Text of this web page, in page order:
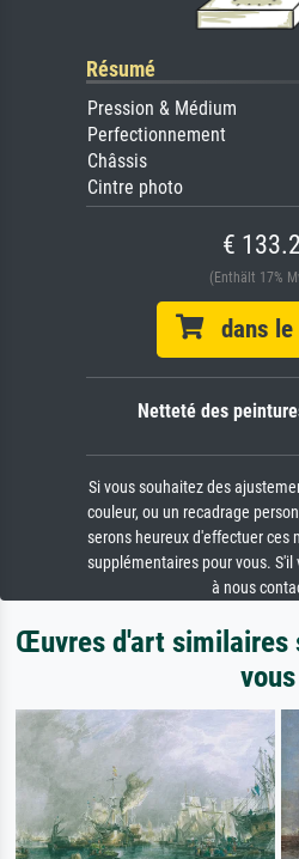
Résumé
Pression & Médium
Perfectionnement
Châssis
Cintre photo
€
(Enthält 17%
dans le
Netteté des
Si vous souhaitez des
couleur, ou un recadrage
serons heureux d'effectuer ces
supplémentaires pour vous. S'il
à nous
Œuvres d'art similaires
vous